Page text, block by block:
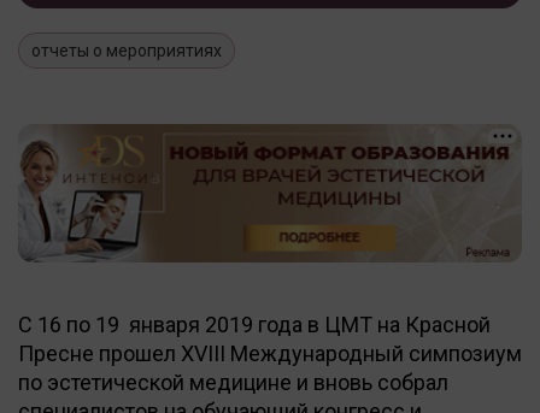
отчеты о мероприятиях
С 16 по 19 января 2019 года в ЦМТ на Красной
Пресне прошел XVIII Международный симпозиум
по эстетической медицине и вновь собрал